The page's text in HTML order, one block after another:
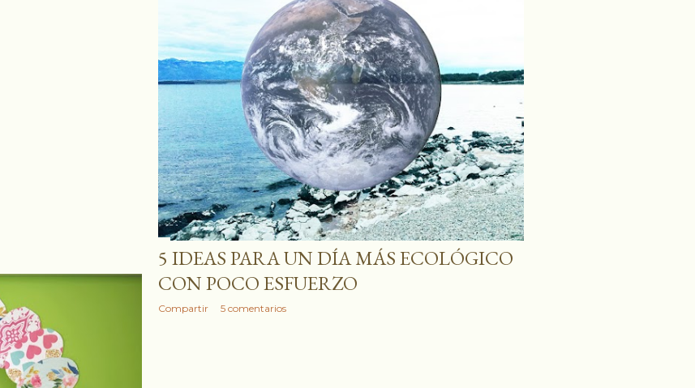
5 IDEAS PARA UN DÍA MÁS ECOLÓGICO
CON POCO ESFUERZO
Compartir 5 comentarios